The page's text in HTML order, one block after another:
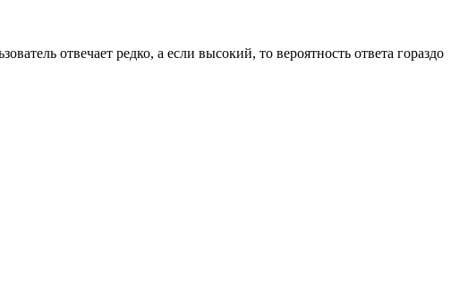
отвечает редко, а если высокий, то вероятность ответа гораздо